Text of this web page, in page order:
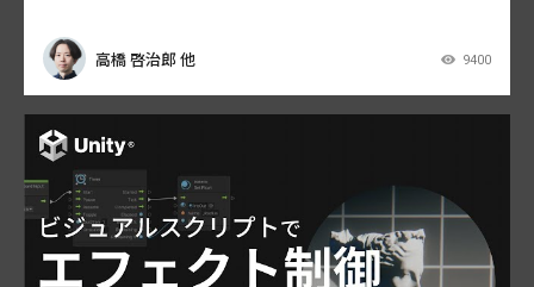
高橋 啓治郎 他 9400